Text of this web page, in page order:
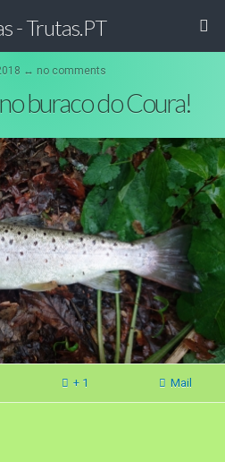
- Trutas.PT
↔ no comments
buraco do Coura!
+ 1 Mail